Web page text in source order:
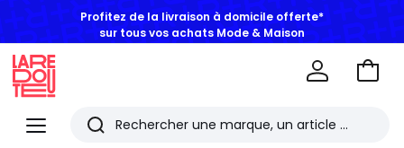
BONS PLANS | Jusqu'à -50% dès 2 articles*
Menu
Redoute
Rechercher
Aller